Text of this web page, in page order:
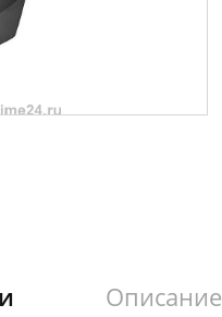
Описание